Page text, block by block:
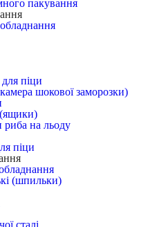
пакування
піци
шокової заморозки)
риба на льоду
піци
(шпильки)
сталі